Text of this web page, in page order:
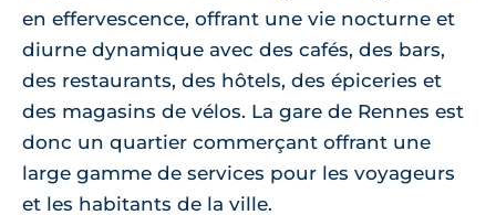
en effervescence, offrant une vie nocturne et
diurne dynamique avec des cafés, des bars,
des restaurants, des hôtels, des épiceries et
des magasins de vélos. La gare de Rennes est
donc un quartier commerçant offrant une
large gamme de services pour les voyageurs
et les habitants de la ville.